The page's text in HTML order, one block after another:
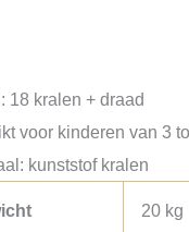
18 kralen + draad
voor kinderen van 3
kunststof kralen
20 kg